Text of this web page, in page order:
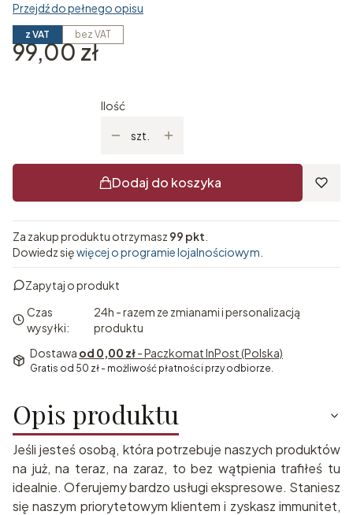
Przejdź do pełnego opisu
z VAT bez VAT
Cena
99,00 zł
Ilość
szt.
Dodaj do koszyka
Za zakup produktu otrzymasz 99 pkt
Dowiedz sięwięcej o programie lojalnościowym.
Zapytaj o produkt
Czas
wysyłki:
24h - razem ze zmianami i personalizacją
produktu
Dostawa od 0,00 zł- Paczkomat InPost (Polska)
Gratis od 50 zł - możliwość płatności przy odbiorze.
Opis produktu
Jeśli jesteś osobą, która potrzebuje naszych produktów
na już, na teraz, na zaraz, to bez wątpienia trafiłeś tu
idealnie. Oferujemy bardzo usługi ekspresowe. Staniesz
się naszym priorytetowym klientem i zyskasz immunitet,